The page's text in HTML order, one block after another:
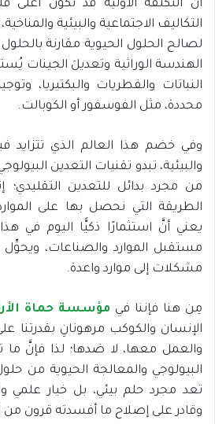
أنَّ التكلفة الأولية قد تكون أعلى
التكاليف الاجتماعية والبيئية
لصالح الحلول الحيوية مقارنة بالحلول
الهندسة الوراثية وتعديلَ الجينات
النباتات والفطريات والبكتيريا،
محددة، مثل الفوسفور أو الكوبالت.
وفي خضم هذا العالم الذي تتزايد
والبيئية، تبدو تقنيات التعدين
من مجرد بدائل للتعدين التقليدي؛
الطريقة التي نحصل بها على
يعني أنَّ استثمارًا ذكيًّا اليوم في
مستقبل الموارد والصناعات، ويحوِّل
مشكلات إلى موارد واعدة.
مِن هنا فإننا في مؤسسة حماة
الإنسان والكوكب مرهونانِ بقدرتنا
والعمل معها، لا ضدها؛ لذا فإنَّ ما
البيولوجي والمعالجة الحيوية من
تعد مجرد حلم بيئي، بل خيار علمي
وقادر على إصلاح ما أفسدته قرون من